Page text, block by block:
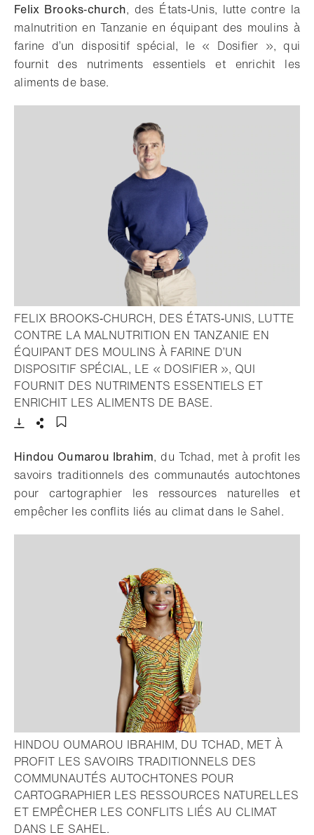
Felix Brooks‑church, des États‑Unis, lutte contre la
malnutrition en Tanzanie en équipant des moulins à
farine d’un dispositif spécial, le « Dosifier », qui
fournit des nutriments essentiels et enrichit les
aliments de base.
FELIX BROOKS‑CHURCH, DES ÉTATS‑UNIS, LUTTE
CONTRE LA MALNUTRITION EN TANZANIE EN
ÉQUIPANT DES MOULINS À FARINE D’UN
DISPOSITIF SPÉCIAL, LE « DOSIFIER », QUI
FOURNIT DES NUTRIMENTS ESSENTIELS ET
ENRICHIT LES ALIMENTS DE BASE.
Hindou Oumarou Ibrahim, du Tchad, met à profit les
savoirs traditionnels des communautés autochtones
pour cartographier les ressources naturelles et
empêcher les conflits liés au climat dans le Sahel.
HINDOU OUMAROU IBRAHIM, DU TCHAD, MET À
PROFIT LES SAVOIRS TRADITIONNELS DES
COMMUNAUTÉS AUTOCHTONES POUR
CARTOGRAPHIER LES RESSOURCES NATURELLES
ET EMPÊCHER LES CONFLITS LIÉS AU CLIMAT
DANS LE SAHEL.